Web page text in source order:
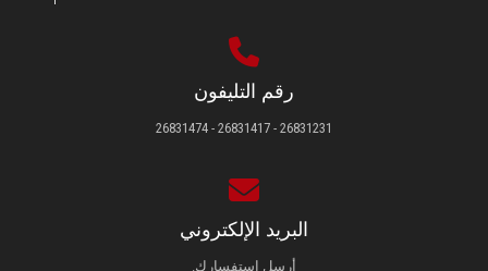
رقم التليفون
26831231 - 26831417 - 26831474
البريد الإلكتروني
أرسل استفسارك.